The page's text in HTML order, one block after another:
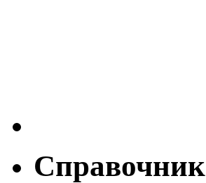
Справочник